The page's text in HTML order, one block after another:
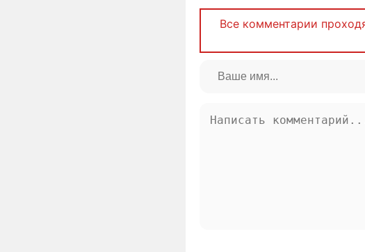
Все комментарии